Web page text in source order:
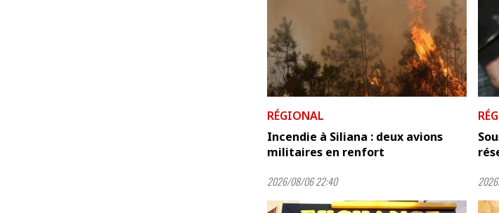
RÉGIONAL
Incendie à Siliana : deux avions
militaires en renfort
2026/08/06 22:40